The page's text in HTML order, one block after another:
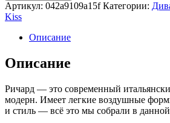
Артикул: 042a9109a15f Категории:
Kiss
Описание
Описание
Ричард — это современный
модерн. Имеет легкие воздушные
и стиль — всё это мы собрали в